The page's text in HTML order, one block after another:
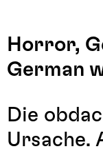
Horror,
German
Die
Ursache.